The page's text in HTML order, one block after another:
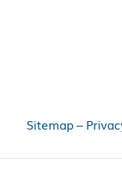
Sitemap–